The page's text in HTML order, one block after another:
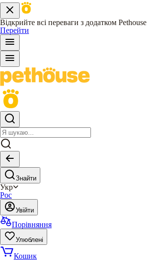
Відкрийте всі переваги з додатком Pethouse
Перейти
Знайти
Укр
Рос
Увійти
Порівняння
Улюблені
Кошик